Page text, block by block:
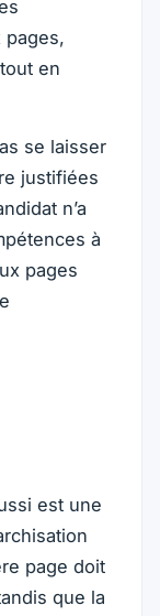
pages,
en
se laisser
justifiées
n’a
à
pages
est une
page doit
que la